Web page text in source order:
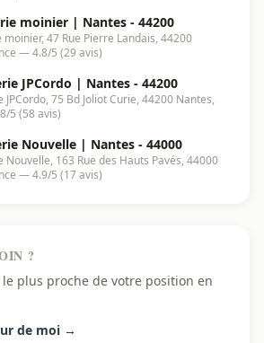
moinier | Nantes - 44200
47 Rue Pierre Landais, 44200
— 4.8/5 (29 avis)
JPCordo | Nantes - 44200
75 Bd Joliot Curie, 44200 Nantes,
5 (58 avis)
Nouvelle | Nantes - 44000
Nouvelle, 163 Rue des Hauts Pavés, 44000
— 4.9/5 (17 avis)
?
le plus proche de votre position en
de moi →